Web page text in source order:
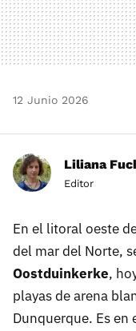
12 Junio 2026
Liliana
Editor
En el litoral oeste
del mar del Norte,
Oostduinkerke,
playas de arena
Dunquerque. Es en